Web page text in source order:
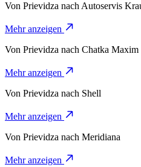
Von Prievidza nach Autoservis
Mehr anzeigen
Von Prievidza nach Chatka Maxim
Mehr anzeigen
Von Prievidza nach Shell
Mehr anzeigen
Von Prievidza nach Meridiana
Mehr anzeigen